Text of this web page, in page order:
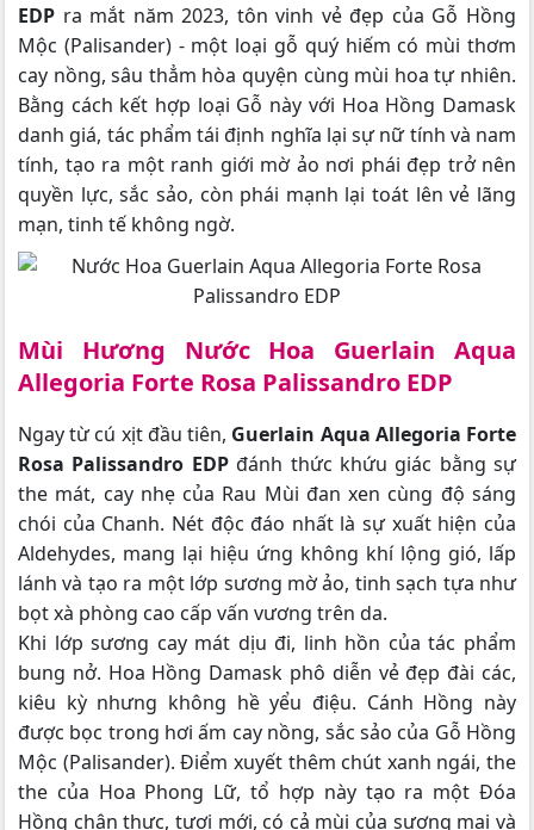
EDP ra mắt năm 2023, tôn vinh vẻ đẹp của Gỗ Hồng
Mộc (Palisander) - một loại gỗ quý hiếm có mùi thơm
cay nồng, sâu thẳm hòa quyện cùng mùi hoa tự nhiên.
Bằng cách kết hợp loại Gỗ này với Hoa Hồng Damask
danh giá, tác phẩm tái định nghĩa lại sự nữ tính và nam
tính, tạo ra một ranh giới mờ ảo nơi phái đẹp trở nên
quyền lực, sắc sảo, còn phái mạnh lại toát lên vẻ lãng
mạn, tinh tế không ngờ.
Mùi Hương Nước Hoa Guerlain Aqua
Allegoria Forte Rosa Palissandro EDP
Ngay từ cú xịt đầu tiên, Guerlain Aqua Allegoria Forte
Rosa Palissandro EDPđánh thức khứu giác bằng sự
the mát, cay nhẹ của Rau Mùi đan xen cùng độ sáng
chói của Chanh. Nét độc đáo nhất là sự xuất hiện của
Aldehydes, mang lại hiệu ứng không khí lộng gió, lấp
lánh và tạo ra một lớp sương mờ ảo, tinh sạch tựa như
bọt xà phòng cao cấp vấn vương trên da.
Khi lớp sương cay mát dịu đi, linh hồn của tác phẩm
bung nở. Hoa Hồng Damask phô diễn vẻ đẹp đài các,
kiêu kỳ nhưng không hề yểu điệu. Cánh Hồng này
được bọc trong hơi ấm cay nồng, sắc sảo của Gỗ Hồng
Mộc (Palisander). Điểm xuyết thêm chút xanh ngái, the
the của Hoa Phong Lữ, tổ hợp này tạo ra một Đóa
Hồng chân thực, tươi mới, có cả mùi của sương mai và